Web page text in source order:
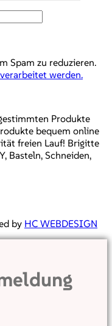
Spam zu reduzieren.
werden.
Produkte
bequem online
freien Lauf! Brigitte
Basteln, Schneiden,
by HC WEBDESIGN